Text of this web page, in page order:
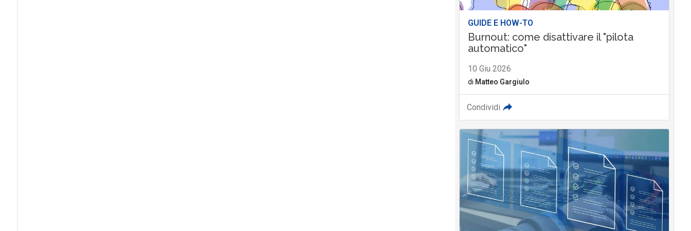
GUIDE E HOW-TO
Burnout: come disattivare il "pilota
automatico"
10 Giu 2026
di Matteo Gargiulo
Condividi